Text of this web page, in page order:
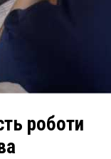
роботи